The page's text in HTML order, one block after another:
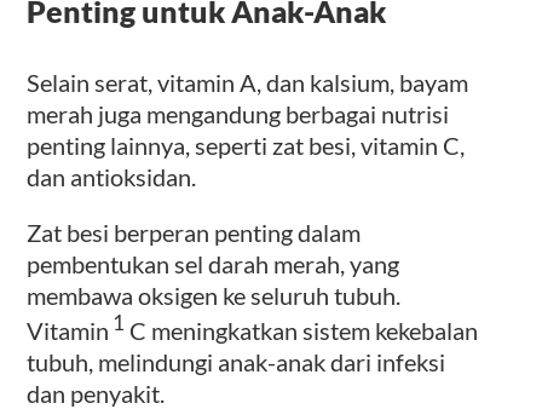
Penting untuk Anak-Anak
Selain serat, vitamin A, dan kalsium, bayam
merah juga mengandung berbagai nutrisi
penting lainnya, seperti zat besi, vitamin C,
dan antioksidan.
Zat besi berperan penting dalam
pembentukan sel darah merah, yang
membawa oksigen ke seluruh tubuh.
Vitamin 1 C meningkatkan sistem kekebalan
tubuh, melindungi anak-anak dari infeksi
dan penyakit.